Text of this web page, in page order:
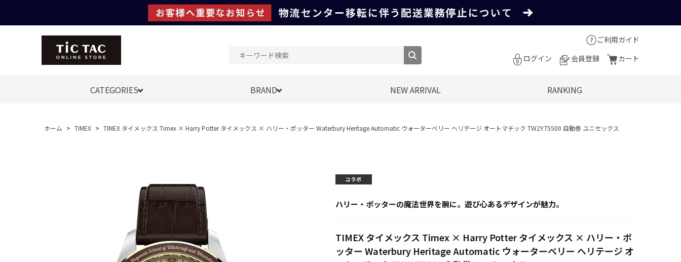
ご利用ガイド
ログイン
会員登録 カート
CATEGORIES BRAND NEW ARRIVAL RANKING
ホーム > TIMEX > TIMEX タイメックス Timex × Harry Potter タイメックス × ハリー・ポッター Waterbury Heritage Automatic ウォーターベリー ヘリテージ オートマチック TW2Y75500 自動巻 ユニセックス
ハリー・ポッターの魔法世界を腕に。遊び心あるデザインが魅力。
TIMEX タイメックス Timex × Harry Potter タイメックス × ハリー・ポ
ッター Waterbury Heritage Automatic ウォーターベリー ヘリテージ オ